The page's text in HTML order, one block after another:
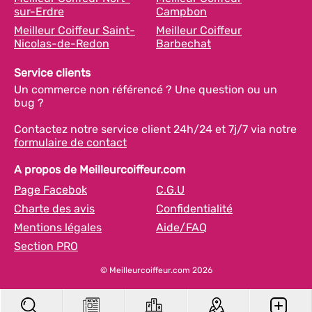
sur-Erdre
Campbon
Meilleur Coiffeur Saint-
Nicolas-de-Redon
Meilleur Coiffeur
Barbechat
Service clients
Un commerce non référencé ? Une question ou un
bug ?
Contactez notre service client 24h/24 et 7j/7 via notre
formulaire de contact
A propos de Meilleurcoiffeur.com
Page Facebok
C.G.U
Charte des avis
Confidentialité
Mentions légales
Aide/FAQ
Section PRO
© Meilleurcoiffeur.com 2026